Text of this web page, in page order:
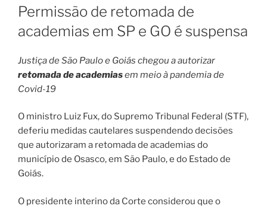
EM
Permissão de retomada de
academias em SP e GO é suspensa
Justiça de São Paulo e Goiás chegou a autorizar
retomada de academiasem meio à pandemia de
Covid-19
O ministro Luiz Fux, do Supremo Tribunal Federal (STF),
deferiu medidas cautelares suspendendo decisões
que autorizaram a retomada de academias do
município de Osasco, em São Paulo, e do Estado de
Goiás.
O presidente interino da Corte considerou que o